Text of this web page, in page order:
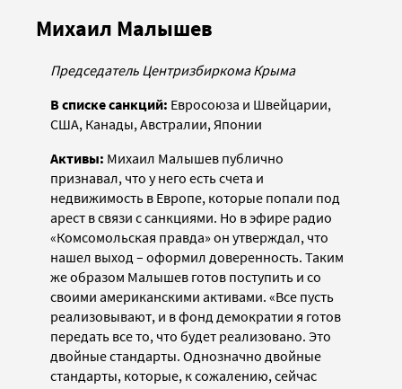
Михаил Малышев
Председатель Центризбиркома Крыма
В списке санкций: Евросоюза и Швейцарии,
США, Канады, Австралии, Японии
Активы: Михаил Малышев публично
признавал, что у него есть счета и
недвижимость в Европе, которые попали под
арест в связи с санкциями. Но в эфире радио
«Комсомольская правда» он утверждал, что
нашел выход – оформил доверенность. Таким
же образом Малышев готов поступить и со
своими американскими активами. «Все пусть
реализовывают, и в фонд демократии я готов
передать все то, что будет реализовано. Это
двойные стандарты. Однозначно двойные
стандарты, которые, к сожалению, сейчас